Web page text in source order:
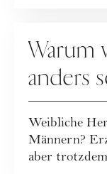
Warum
anders
Weibliche
Männern?
aber